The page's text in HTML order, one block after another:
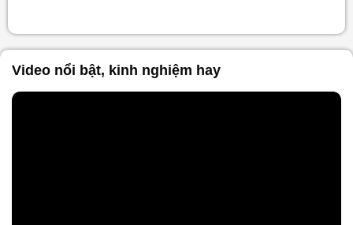
Video nổi bật, kinh nghiệm hay